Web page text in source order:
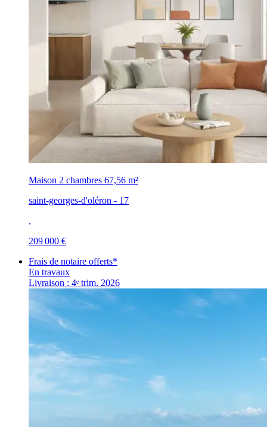
Maison 2 chambres 67,56 m²
saint-georges-d'oléron - 17
,
209 000 €
Frais de notaire offerts*
En travaux
Livraison : 4ᵉ trim. 2026